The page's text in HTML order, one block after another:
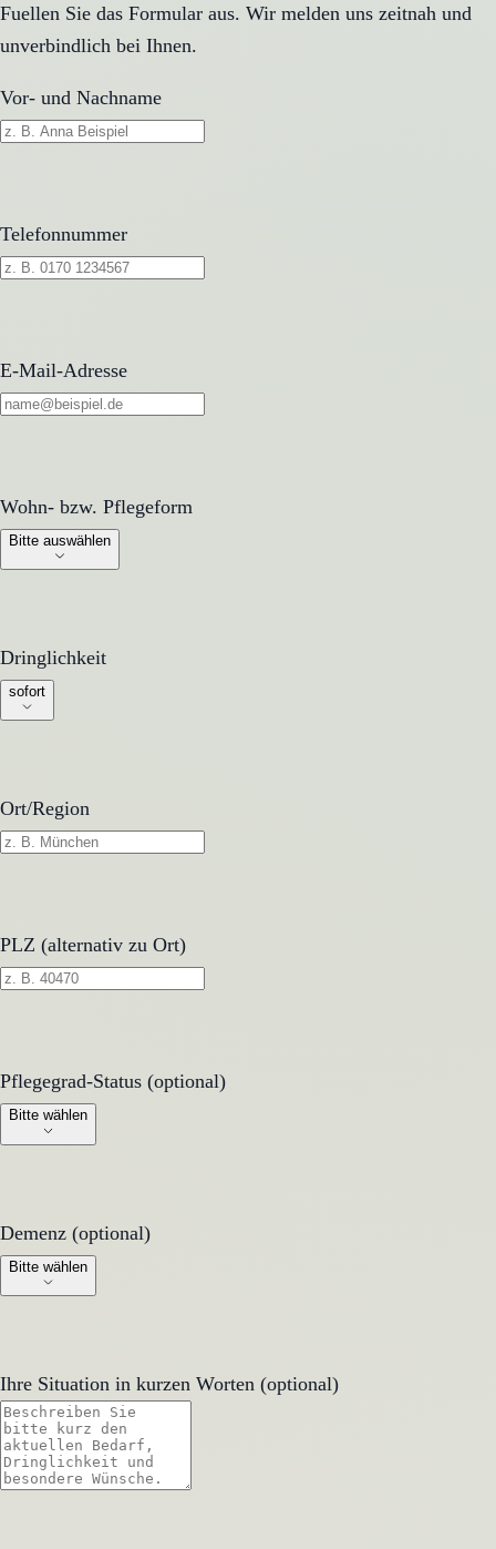
Fuellen Sie das Formular aus. Wir melden uns zeitnah und
unverbindlich bei Ihnen.
Vor- und Nachname
Telefonnummer
E-Mail-Adresse
Wohn- bzw. Pflegeform
Wohn- bzw. Pflegeform
Bitte auswählen
Dringlichkeit
Dringlichkeit
sofort
Ort/Region
PLZ (alternativ zu Ort)
Pflegegrad-Status (optional)
Pflegegrad-Status (optional)
Bitte wählen
Demenz (optional)
Demenz (optional)
Bitte wählen
Ihre Situation in kurzen Worten (optional)